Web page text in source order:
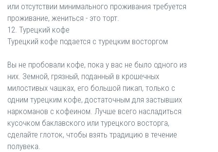
или отсутствии минимального проживания требуется
проживание, жениться - это торт.
12. Турецкий кофе
Турецкий кофе подается с турецким восторгом
Вы не пробовали кофе, пока у вас не было одного из
них. Земной, грязный, поданный в крошечных
милостивых чашках, его большой пикап, только с
одним турецким кофе, достаточным для застывших
наркоманов с кофеином. Лучше всего насладиться
кусочком баклавского или турецкого восторга,
сделайте глоток, чтобы взять традицию в течение
полувека.